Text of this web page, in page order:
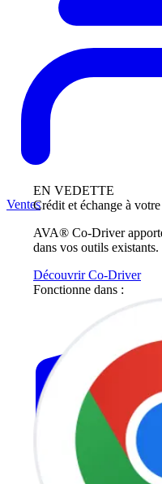
EN VEDETTE
Crédit et échange à
AVA® Co-Driver
dans vos outils existants.
Découvrir Co-Driver
Fonctionne dans :
Ventes